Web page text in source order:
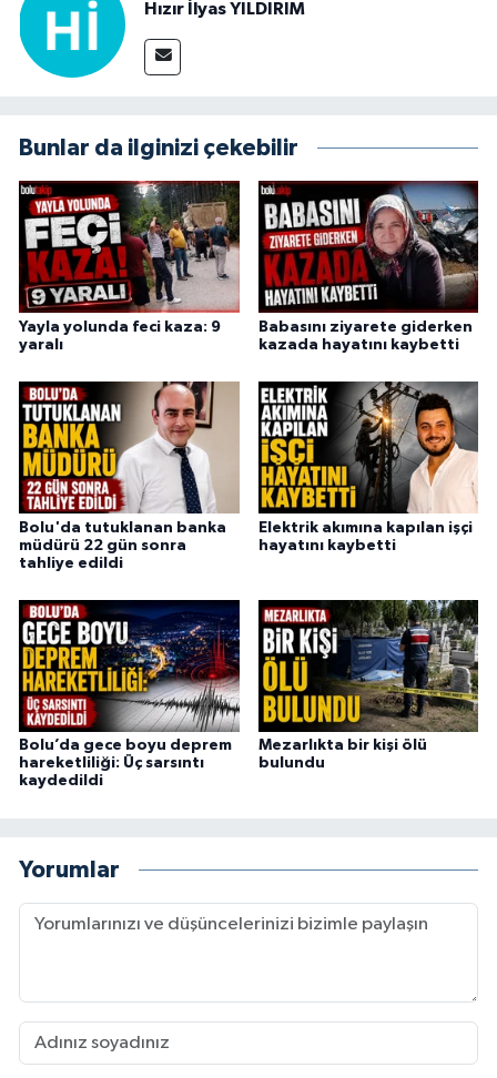
Hızır İlyas YILDIRIM
Bunlar da ilginizi çekebilir
Yayla yolunda feci kaza: 9
yaralı
Babasını ziyarete giderken
kazada hayatını kaybetti
Bolu'da tutuklanan banka
müdürü 22 gün sonra
tahliye edildi
Elektrik akımına kapılan işçi
hayatını kaybetti
Bolu’da gece boyu deprem
hareketliliği: Üç sarsıntı
kaydedildi
Mezarlıkta bir kişi ölü
bulundu
Yorumlar